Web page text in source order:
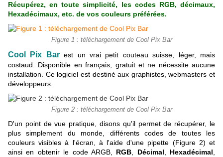
Récupérez, en toute simplicité, les codes RGB, décimaux,
Hexadécimaux, etc. de vos couleurs préférées.
Figure 1 : téléchargement de Cool Pix Bar
Cool Pix Bar est un vrai petit couteau suisse, léger, mais
costaud. Disponible en français, gratuit et ne nécessite aucune
installation. Ce logiciel est destiné aux graphistes, webmasters et
développeurs.
Figure 2 : téléchargement de Cool Pix Bar
D'un point de vue pratique, disons qu'il permet de récupérer, le
plus simplement du monde, différents codes de toutes les
couleurs visibles à l'écran, à l'aide d'une pipette (Figure 2) et
ainsi en obtenir le code ARGB, RGB Décimal Hexadécimal